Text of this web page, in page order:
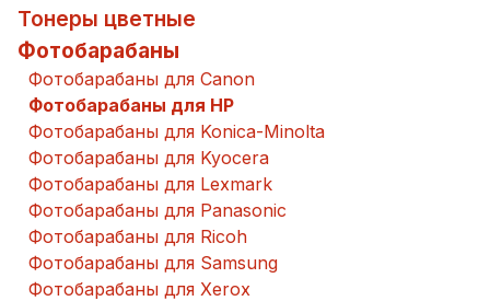
Тонеры цветные
Фотобарабаны
Фотобарабаны для Canon
Фотобарабаны для HP
Фотобарабаны для Konica-Minolta
Фотобарабаны для Kyocera
Фотобарабаны для Lexmark
Фотобарабаны для Panasonic
Фотобарабаны для Ricoh
Фотобарабаны для Samsung
Фотобарабаны для Xerox